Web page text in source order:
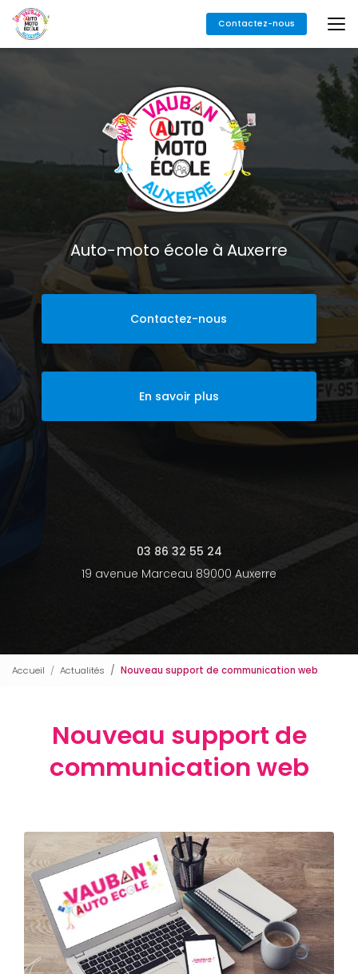
Aller
contenu
Contactez-nous
Auto-moto école à Auxerre
Contactez-nous
En savoir plus
03 86 32 55 24
19 avenue Marceau 89000 Auxerre
Accueil Actualités Nouveau support de communication web
Nouveau support de
communication web